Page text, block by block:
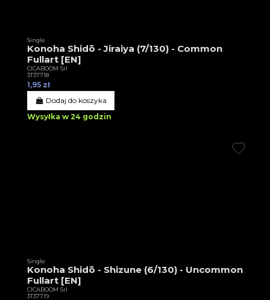
Single
Konoha Shidō - Jiraiya (7/130) - Common
Fullart [EN]
CICABOOM Srl
3T37718
1,95 zł
Dodaj do koszyka
Wysyłka w 24 godzin
Single
Konoha Shidō - Shizune (6/130) - Uncommon
Fullart [EN]
CICABOOM Srl
3T37719